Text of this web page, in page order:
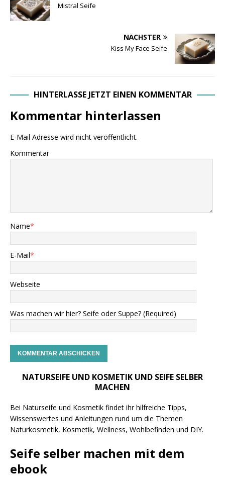
Mistral Seife
NÄCHSTER
Kiss My Face Seife
HINTERLASSE JETZT EINEN KOMMENTAR
Kommentar hinterlassen
E-Mail Adresse wird nicht veröffentlicht.
Kommentar
Name*
E-Mail*
Webseite
Was machen wir hier? Seife oder Suppe? (Required)
NATURSEIFE UND KOSMETIK UND SEIFE SELBER
MACHEN
Bei Naturseife und Kosmetik findet ihr hilfreiche Tipps,
Wissenswertes und Anleitungen rund um die Themen
Naturkosmetik, Kosmetik, Wellness, Wohlbefinden und DIY.
Seife selber machen mit dem
ebook